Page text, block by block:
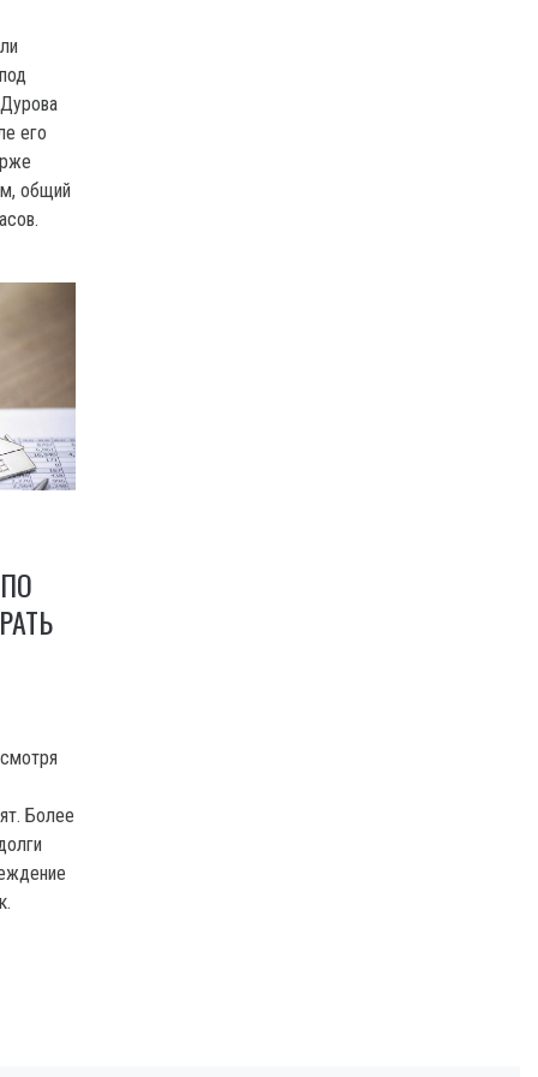
его
общий
Более